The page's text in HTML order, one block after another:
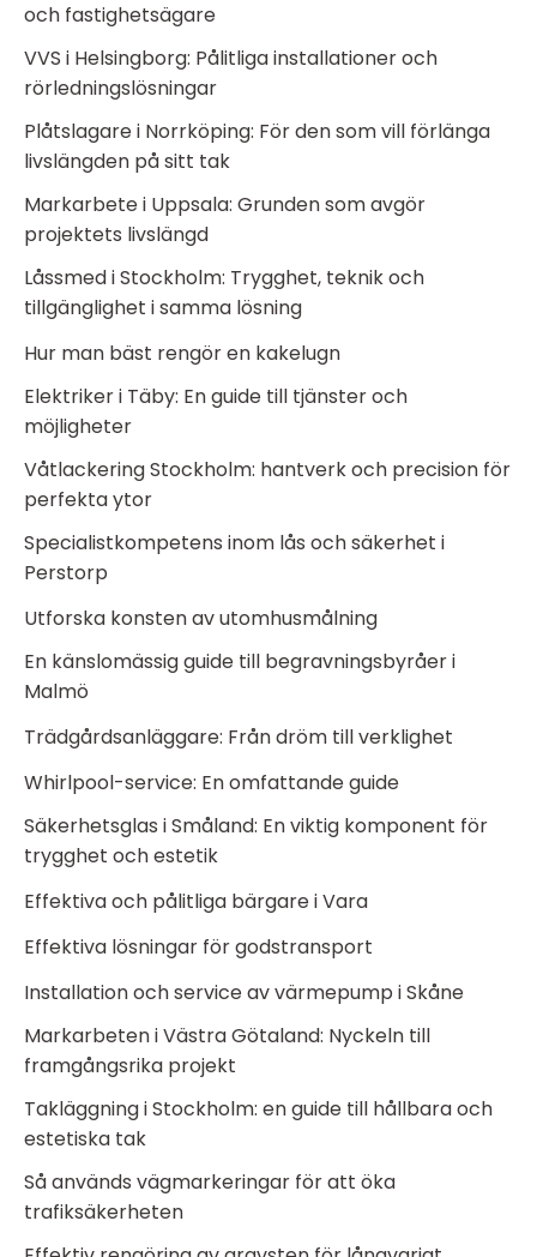
och fastighetsägare
VVS i Helsingborg: Pålitliga installationer och
rörledningslösningar
Plåtslagare i Norrköping: För den som vill förlänga
livslängden på sitt tak
Markarbete i Uppsala: Grunden som avgör
projektets livslängd
Låssmed i Stockholm: Trygghet, teknik och
tillgänglighet i samma lösning
Hur man bäst rengör en kakelugn
Elektriker i Täby: En guide till tjänster och
möjligheter
Våtlackering Stockholm: hantverk och precision för
perfekta ytor
Specialistkompetens inom lås och säkerhet i
Perstorp
Utforska konsten av utomhusmålning
En känslomässig guide till begravningsbyråer i
Malmö
Trädgårdsanläggare: Från dröm till verklighet
Whirlpool-service: En omfattande guide
Säkerhetsglas i Småland: En viktig komponent för
trygghet och estetik
Effektiva och pålitliga bärgare i Vara
Effektiva lösningar för godstransport
Installation och service av värmepump i Skåne
Markarbeten i Västra Götaland: Nyckeln till
framgångsrika projekt
Takläggning i Stockholm: en guide till hållbara och
estetiska tak
Så används vägmarkeringar för att öka
trafiksäkerheten